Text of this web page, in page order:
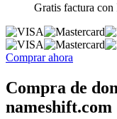
Gratis factura
Comprar ahora
Compra de
nameshift.com